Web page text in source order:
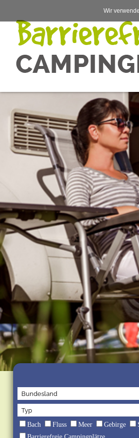
Bach Fluss Meer Gebirge
Wir